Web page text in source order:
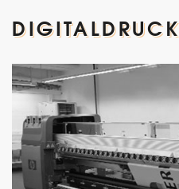
DIGITALDRUCK